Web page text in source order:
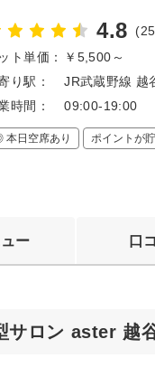
4.8
ト単価：
￥5,500～
り駅：
JR武蔵野線 越
時間：
09:00-19:00
本日空席あり ポイントが
ー 口
サロン aster 越